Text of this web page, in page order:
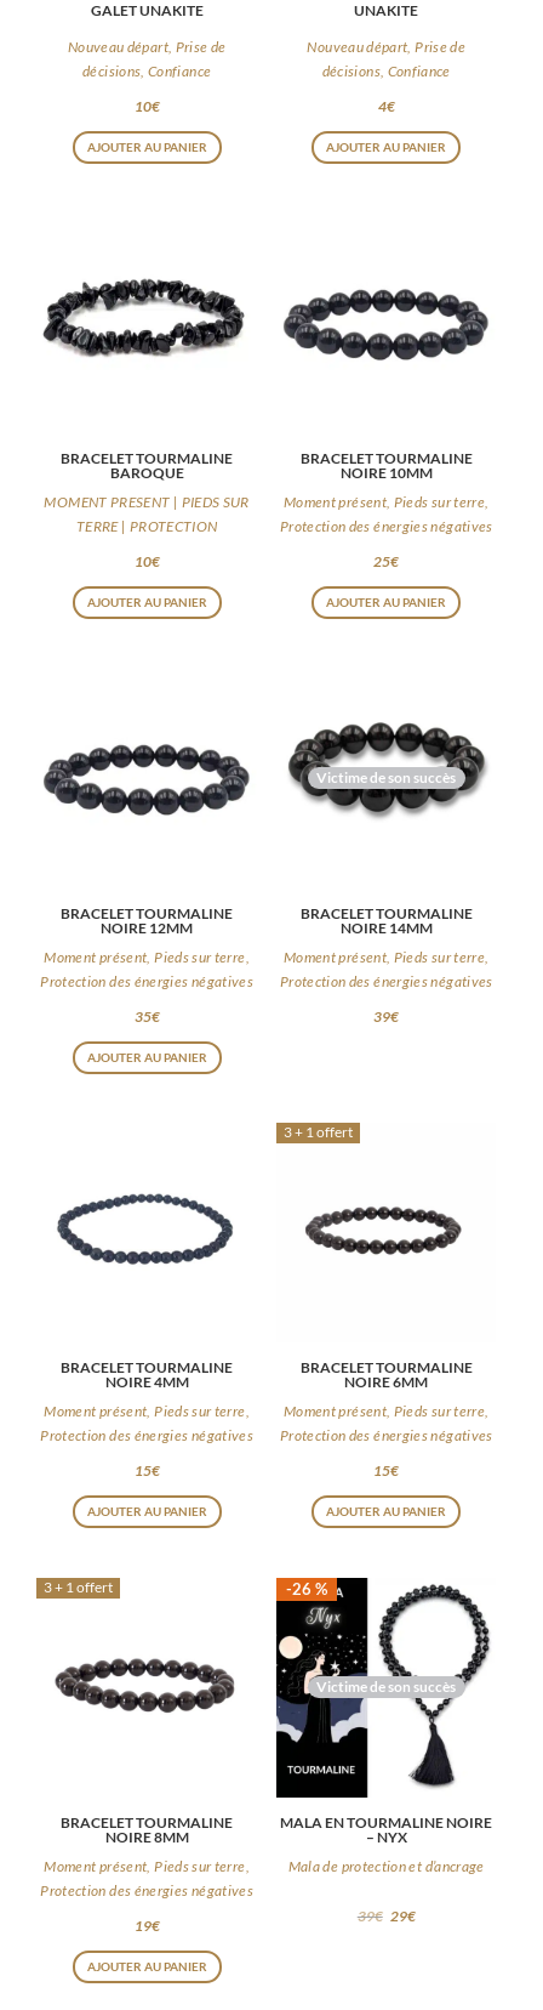
GALET UNAKITE
Nouveau départ, Prise de
décisions, Confiance
10€
AJOUTER AU PANIER
UNAKITE
Nouveau départ, Prise de
décisions, Confiance
4€
AJOUTER AU PANIER
BRACELET TOURMALINE
BAROQUE
MOMENT PRESENT | PIEDS SUR
TERRE | PROTECTION
10€
AJOUTER AU PANIER
BRACELET TOURMALINE
NOIRE 10MM
Moment présent, Pieds sur terre,
Protection des énergies négatives
25€
AJOUTER AU PANIER
BRACELET TOURMALINE
NOIRE 12MM
Moment présent, Pieds sur terre,
Protection des énergies négatives
35€
AJOUTER AU PANIER
Victime de son succès
BRACELET TOURMALINE
NOIRE 14MM
Moment présent, Pieds sur terre,
Protection des énergies négatives
39€
BRACELET TOURMALINE
NOIRE 4MM
Moment présent, Pieds sur terre,
Protection des énergies négatives
15€
AJOUTER AU PANIER
3 + 1 offert
BRACELET TOURMALINE
NOIRE 6MM
Moment présent, Pieds sur terre,
Protection des énergies négatives
15€
AJOUTER AU PANIER
3 + 1 offert
BRACELET TOURMALINE
NOIRE 8MM
Moment présent, Pieds sur terre,
Protection des énergies négatives
19€
AJOUTER AU PANIER
Victime de son succès
-26 %
MALA EN TOURMALINE NOIRE
– NYX
Mala de protection et d’ancrage
39€ 29€